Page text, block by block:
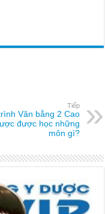
Tiếp
Văn bằng 2 Cao
được học những
môn gì?